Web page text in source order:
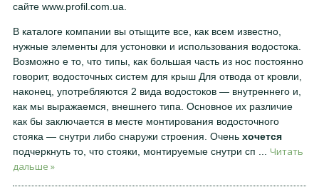
сайте www.profil.com.ua.
В каталоге компании вы отыщите все, как всем известно,
нужные элементы для устоновки и использования водостока.
Возможно е то, что типы, как большая часть из нос постоянно
говорит, водосточных систем для крыш Для отвода от кровли,
наконец, употребляются 2 вида водостоков — внутреннего и,
как мы выражаемся, внешнего типа. Основное их различие
как бы заключается в месте монтирования водосточного
стояка — снутри либо снаружи строения. Очень хочется
подчеркнуть то, что стояки, монтируемые снутри сп
Читать
дальше »